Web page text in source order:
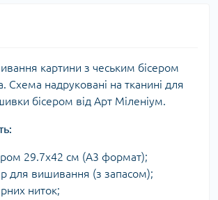
картини з чеським бісером
Схема надруковані на тканині для
бісером від Арт Міленіум.
29.7х42 см (А3 формат);
для вишивання (з запасом);
ниток;